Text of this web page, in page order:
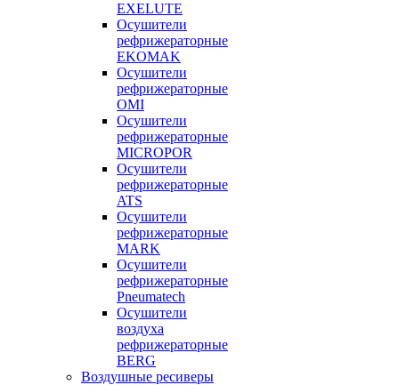
EXELUTE
Осушители
рефрижераторные
EKOMAK
Осушители
рефрижераторные
OMI
Осушители
рефрижераторные
MICROPOR
Осушители
рефрижераторные
ATS
Осушители
рефрижераторные
MARK
Осушители
рефрижераторные
Pneumatech
Осушители
воздуха
рефрижераторные
BERG
Воздушные ресиверы